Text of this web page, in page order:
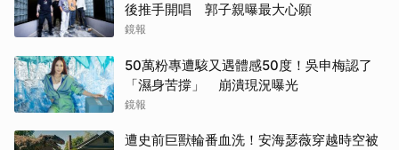
後推手開唱 郭子親曝最大心願
鏡報
50萬粉專遭駭又遇體感50度！吳申梅認了
「濕身苦撐」 崩潰現況曝光
鏡報
遭史前巨獸輪番血洗！安海瑟薇穿越時空被